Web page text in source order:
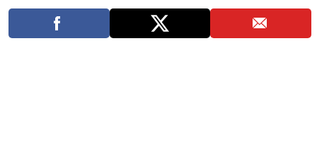
Destinations
City break
Voyage nature
Voyage de noces
Climat